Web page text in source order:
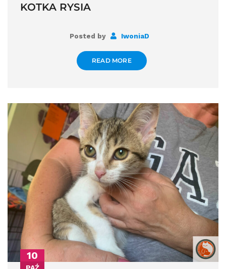
KOTKA RYSIA
Posted by IwoniaD
READ MORE
10
PAŹ